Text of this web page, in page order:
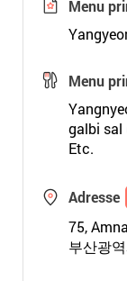
Menu
Menu
galbi sal
Etc.
Adresse
75,
부산광